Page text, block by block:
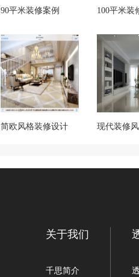
90平米装修案例 100平米装
简欧风格装修设计 现代装修
关于我们
千思简介